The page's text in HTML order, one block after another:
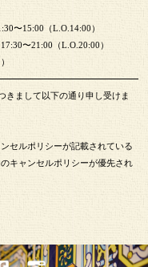
〜15:00（L.O.14:00）
〜21:00（L.O.20:00）
きまして以下の通り申し受けま
セルポリシーが記載されている
キャンセルポリシーが優先され